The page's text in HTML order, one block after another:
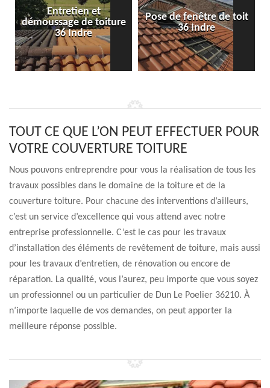
Entretien et
démoussage de toiture
36 Indre
Pose de fenêtre de toit
36 Indre
TOUT CE QUE L’ON PEUT EFFECTUER POUR
VOTRE COUVERTURE TOITURE
Nous pouvons entreprendre pour vous la réalisation de tous les
travaux possibles dans le domaine de la toiture et de la
couverture toiture. Pour chacune des interventions d’ailleurs,
c’est un service d’excellence qui vous attend avec notre
entreprise professionnelle. C’est le cas pour les travaux
d’installation des éléments de revêtement de toiture, mais aussi
pour les travaux d’entretien, de rénovation ou encore de
réparation. La qualité, vous l’aurez, peu importe que vous soyez
un professionnel ou un particulier de Dun Le Poelier 36210. À
n’importe laquelle de vos demandes, on peut apporter la
meilleure réponse possible.